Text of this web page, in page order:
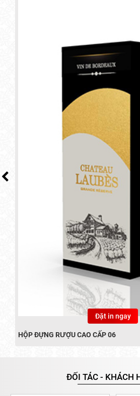
HỘP ĐỰNG RƯỢU CAO CẤP 06
Đặt in ngay
ĐỐI TÁC - KHÁCH